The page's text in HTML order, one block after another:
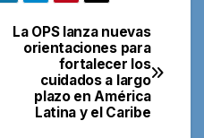
La OPS lanza nuevas
orientaciones para
fortalecer los
cuidados a largo
plazo en América
Latina y el Caribe